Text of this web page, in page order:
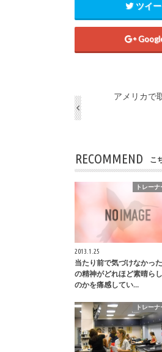
ツイ
アメリカで
RECOMMEND こ
トレー
2013.1.25
当たり前で気づけなかっ
の精神がどれほど素晴ら
のかを痛感してい…
トレー